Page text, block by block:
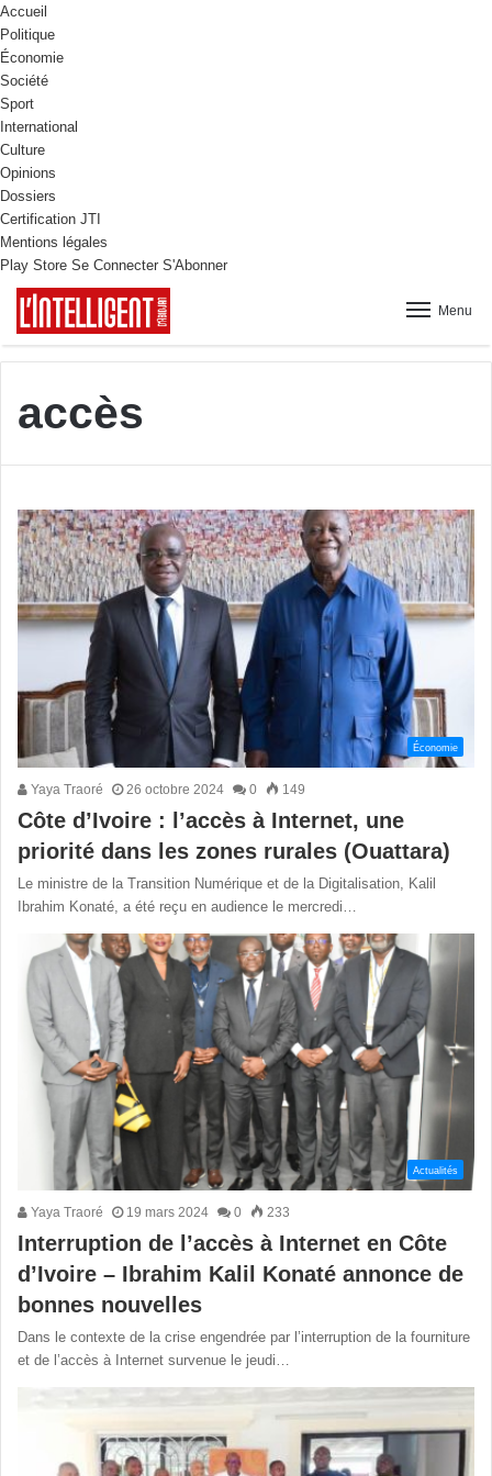
Accueil
Politique
Économie
Société
Sport
International
Culture
Opinions
Dossiers
Certification JTI
Mentions légales
Play Store Se Connecter S'Abonner
Menu
accès
Économie
Yaya Traoré 26 octobre 2024 0 149
Côte d’Ivoire : l’accès à Internet, une
priorité dans les zones rurales (Ouattara)
Le ministre de la Transition Numérique et de la Digitalisation, Kalil
Ibrahim Konaté, a été reçu en audience le mercredi…
Actualités
Yaya Traoré 19 mars 2024 0 233
Interruption de l’accès à Internet en Côte
d’Ivoire – Ibrahim Kalil Konaté annonce de
bonnes nouvelles
Dans le contexte de la crise engendrée par l’interruption de la fourniture
et de l’accès à Internet survenue le jeudi…